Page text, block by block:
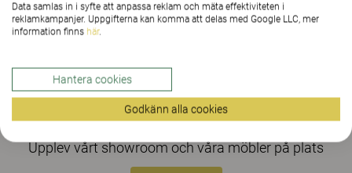
Telefon:
0515-380 00
Upplev vårt showroom och våra möbler på plats
Data samlas in i syfte att anpassa reklam och mäta effektiviteten i
reklamkampanjer. Uppgifterna kan komma att delas med Google LLC, mer
information finns här.
Hantera cookies
Godkänn alla cookies